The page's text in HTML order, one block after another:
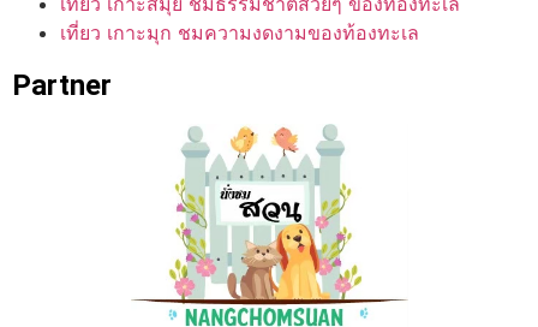
เที่ยว เกาะมุก ชมความงดงามของท้องทะเล
Partner